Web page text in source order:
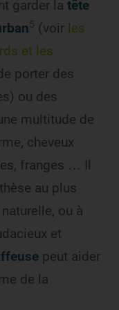
garder la tête
5 (voir les
et les
porter des
ou des
multitude de
cheveux
franges … Il
au plus
ou à
et
peut aider
de la